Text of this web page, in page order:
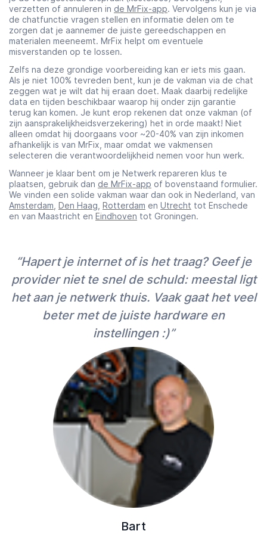
verzetten of annuleren in de MrFix-app. Vervolgens kun je via
de chatfunctie vragen stellen en informatie delen om te
zorgen dat je aannemer de juiste gereedschappen en
materialen meeneemt. MrFix helpt om eventuele
misverstanden op te lossen.
Zelfs na deze grondige voorbereiding kan er iets mis gaan.
Als je niet 100% tevreden bent, kun je de vakman via de chat
zeggen wat je wilt dat hij eraan doet. Maak daarbij redelijke
data en tijden beschikbaar waarop hij onder zijn garantie
terug kan komen. Je kunt erop rekenen dat onze vakman (of
zijn aansprakelijkheidsverzekering) het in orde maakt! Niet
alleen omdat hij doorgaans voor ~20-40% van zijn inkomen
afhankelijk is van MrFix, maar omdat we vakmensen
selecteren die verantwoordelijkheid nemen voor hun werk.
Wanneer je klaar bent om je Netwerk repareren klus te
plaatsen, gebruik dan de MrFix-app of bovenstaand formulier.
We vinden een solide vakman waar dan ook in Nederland, van
Amsterdam Den Haag Rotterdam en Utrecht tot Enschede
en van Maastricht en Eindhoven tot Groningen.
“Hapert je internet of is het traag? Geef je
provider niet te snel de schuld: meestal ligt
het aan je netwerk thuis. Vaak gaat het veel
beter met de juiste hardware en
instellingen :)”
Bart